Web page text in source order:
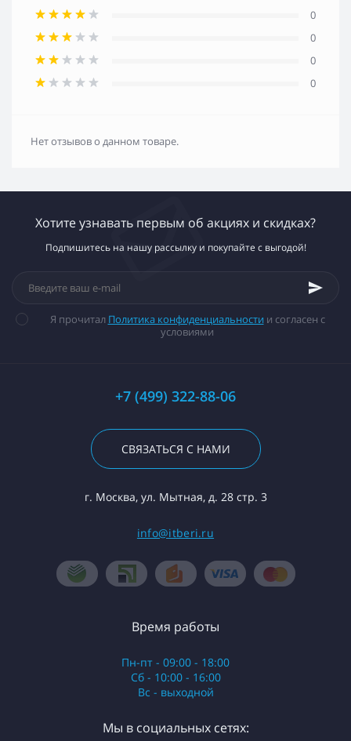
0
0
0
0
Нет отзывов о данном товаре.
Хотите узнавать первым об акциях и скидках?
Подпишитесь на нашу рассылку и покупайте с выгодой!
Я прочитал Политика конфиденциальности и согласен с
условиями
+7 (499) 322-88-06
СВЯЗАТЬСЯ С НАМИ
г. Москва, ул. Мытная, д. 28 стр. 3
info@itberi.ru
Время работы
Пн-пт - 09:00 - 18:00
Сб - 10:00 - 16:00
Вс - выходной
Мы в социальных сетях: